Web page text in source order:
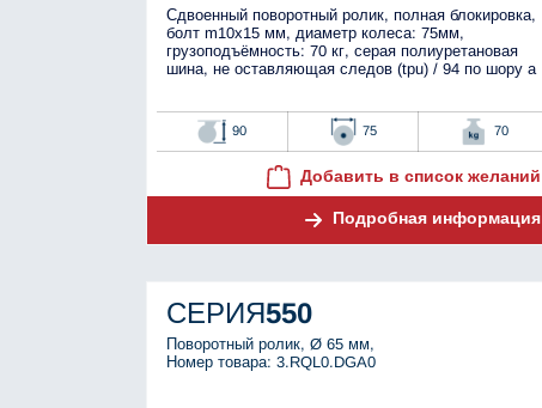
Сдвоенный поворотный ролик, полная блокировка,
болт m10x15 мм, диаметр колеса: 75мм,
грузоподъёмность: 70 кг, серая полиуретановая
шина, не оставляющая следов (tpu) / 94 по шору а
90 75 70
Добавить в список желаний
Подробная информация
СЕРИЯ550
Поворотный ролик, Ø 65 мм,
Номер товара: 3.RQL0.DGA0